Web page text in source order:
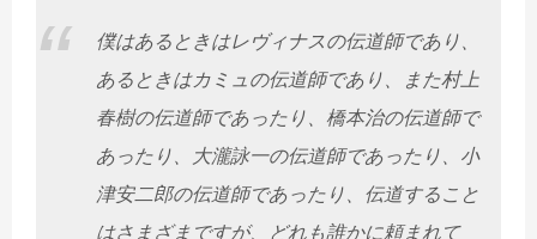
僕はあるときはレヴィナスの伝道師であり、
あるときはカミュの伝道師であり、また村上
春樹の伝道師であったり、橋本治の伝道師で
あったり、大瀧詠一の伝道師であったり、小
津安二郎の伝道師であったり、伝道すること
はさまざまですが、どれも誰かに頼まれて